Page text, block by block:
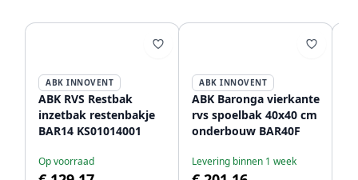
ABK INNOVENT
ABK RVS Restbak
inzetbak restenbakje
BAR14 KS01014001
Op voorraad
ABK INNOVENT
ABK Baronga vierkante
rvs spoelbak 40x40 cm
onderbouw BAR40F
Levering binnen 1 week